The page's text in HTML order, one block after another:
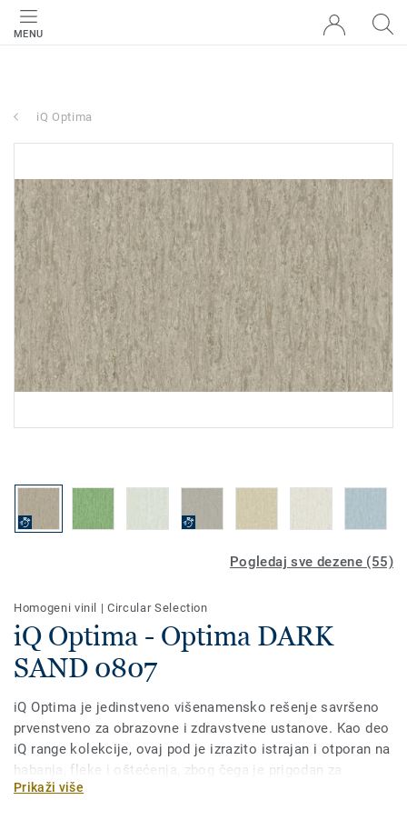
MENU
iQ Optima
Pogledaj sve dezene (55)
Homogeni vinil |Circular Selection
iQ Optima - Optima DARK
SAND 0807
iQ Optima je jedinstveno višenamensko rešenje savršeno
prvenstveno za obrazovne i zdravstvene ustanove. Kao deo
iQ range kolekcije, ovaj pod je izrazito istrajan i otporan na
habanja, fleke i oštećenja, zbog čega je prigodan za
područja velike prohodnosti. Odličan odnos cene i kvaliteta
Prikaži više